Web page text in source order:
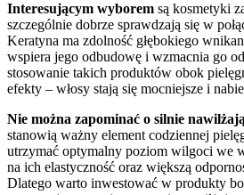
Interesującym wyborem są kosmetyki
szczególnie dobrze sprawdzają się w
Keratyna ma zdolność głębokiego
wspiera jego odbudowę i wzmacnia go
stosowanie takich produktów obok
efekty – włosy stają się mocniejsze i
Nie można zapominać o silnie
stanowią ważny element codziennej
utrzymać optymalny poziom wilgoci we
na ich elastyczność oraz większą
Dlatego warto inwestować w produkty